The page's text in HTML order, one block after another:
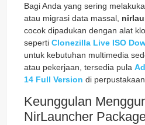
Bagi Anda yang sering
atau migrasi data massal,
cocok dipadukan dengan alat
seperti Clonezilla Live ISO
untuk kebutuhan multimedia
atau pekerjaan, tersedia pula
14 Full Version di
Keunggulan
NirLauncher